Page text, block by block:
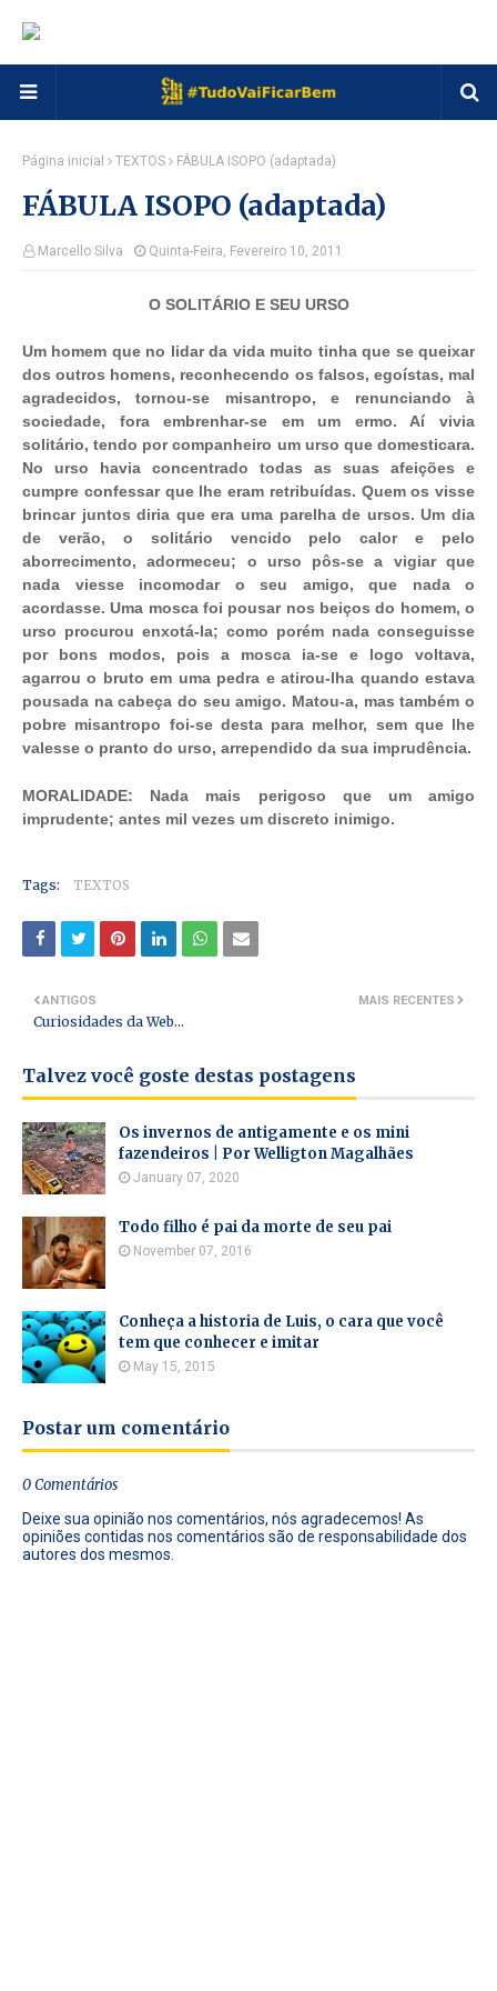
Página inicial TEXTOS FÁBULA ISOPO (adaptada)
FÁBULA ISOPO (adaptada)
Marcello Silva Quinta-Feira, Fevereiro 10, 2011
O SOLITÁRIO E SEU URSO
Um homem que no lidar da vida muito tinha que se queixar
dos outros homens, reconhecendo os falsos, egoístas, mal
agradecidos, tornou-se misantropo, e renunciando à
sociedade, fora embrenhar-se em um ermo. Aí vivia
solitário, tendo por companheiro um urso que domesticara.
No urso havia concentrado todas as suas afeições e
cumpre confessar que lhe eram retribuídas. Quem os visse
brincar juntos diria que era uma parelha de ursos. Um dia
de verão, o solitário vencido pelo calor e pelo
aborrecimento, adormeceu; o urso pôs-se a vigiar que
nada viesse incomodar o seu amigo, que nada o
acordasse. Uma mosca foi pousar nos beiços do homem, o
urso procurou enxotá-la; como porém nada conseguisse
por bons modos, pois a mosca ia-se e logo voltava,
agarrou o bruto em uma pedra e atirou-lha quando estava
pousada na cabeça do seu amigo. Matou-a, mas também o
pobre misantropo foi-se desta para melhor, sem que lhe
valesse o pranto do urso, arrependido da sua imprudência.
MORALIDADE: Nada mais perigoso que um amigo
imprudente; antes mil vezes um discreto inimigo.
Tags: TEXTOS
MAIS RECENTES
ANTIGOS
Curiosidades da Web...
Talvez você goste destas postagens
Os invernos de antigamente e os mini
fazendeiros | Por Welligton Magalhães
January 07, 2020
Todo filho é pai da morte de seu pai
November 07, 2016
Conheça a historia de Luis, o cara que você
tem que conhecer e imitar
May 15, 2015
Postar um comentário
0 Comentários
Deixe sua opinião nos comentários, nós agradecemos! As
opiniões contidas nos comentários são de responsabilidade dos
autores dos mesmos.